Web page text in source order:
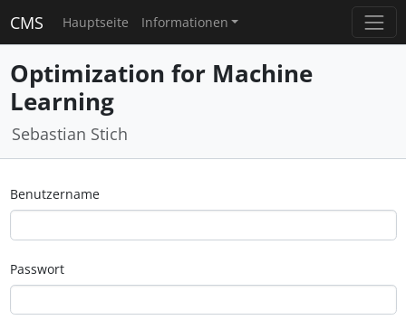
CMS Hauptseite Informationen
Optimization for Machine
Learning
Sebastian Stich
Benutzername
Passwort